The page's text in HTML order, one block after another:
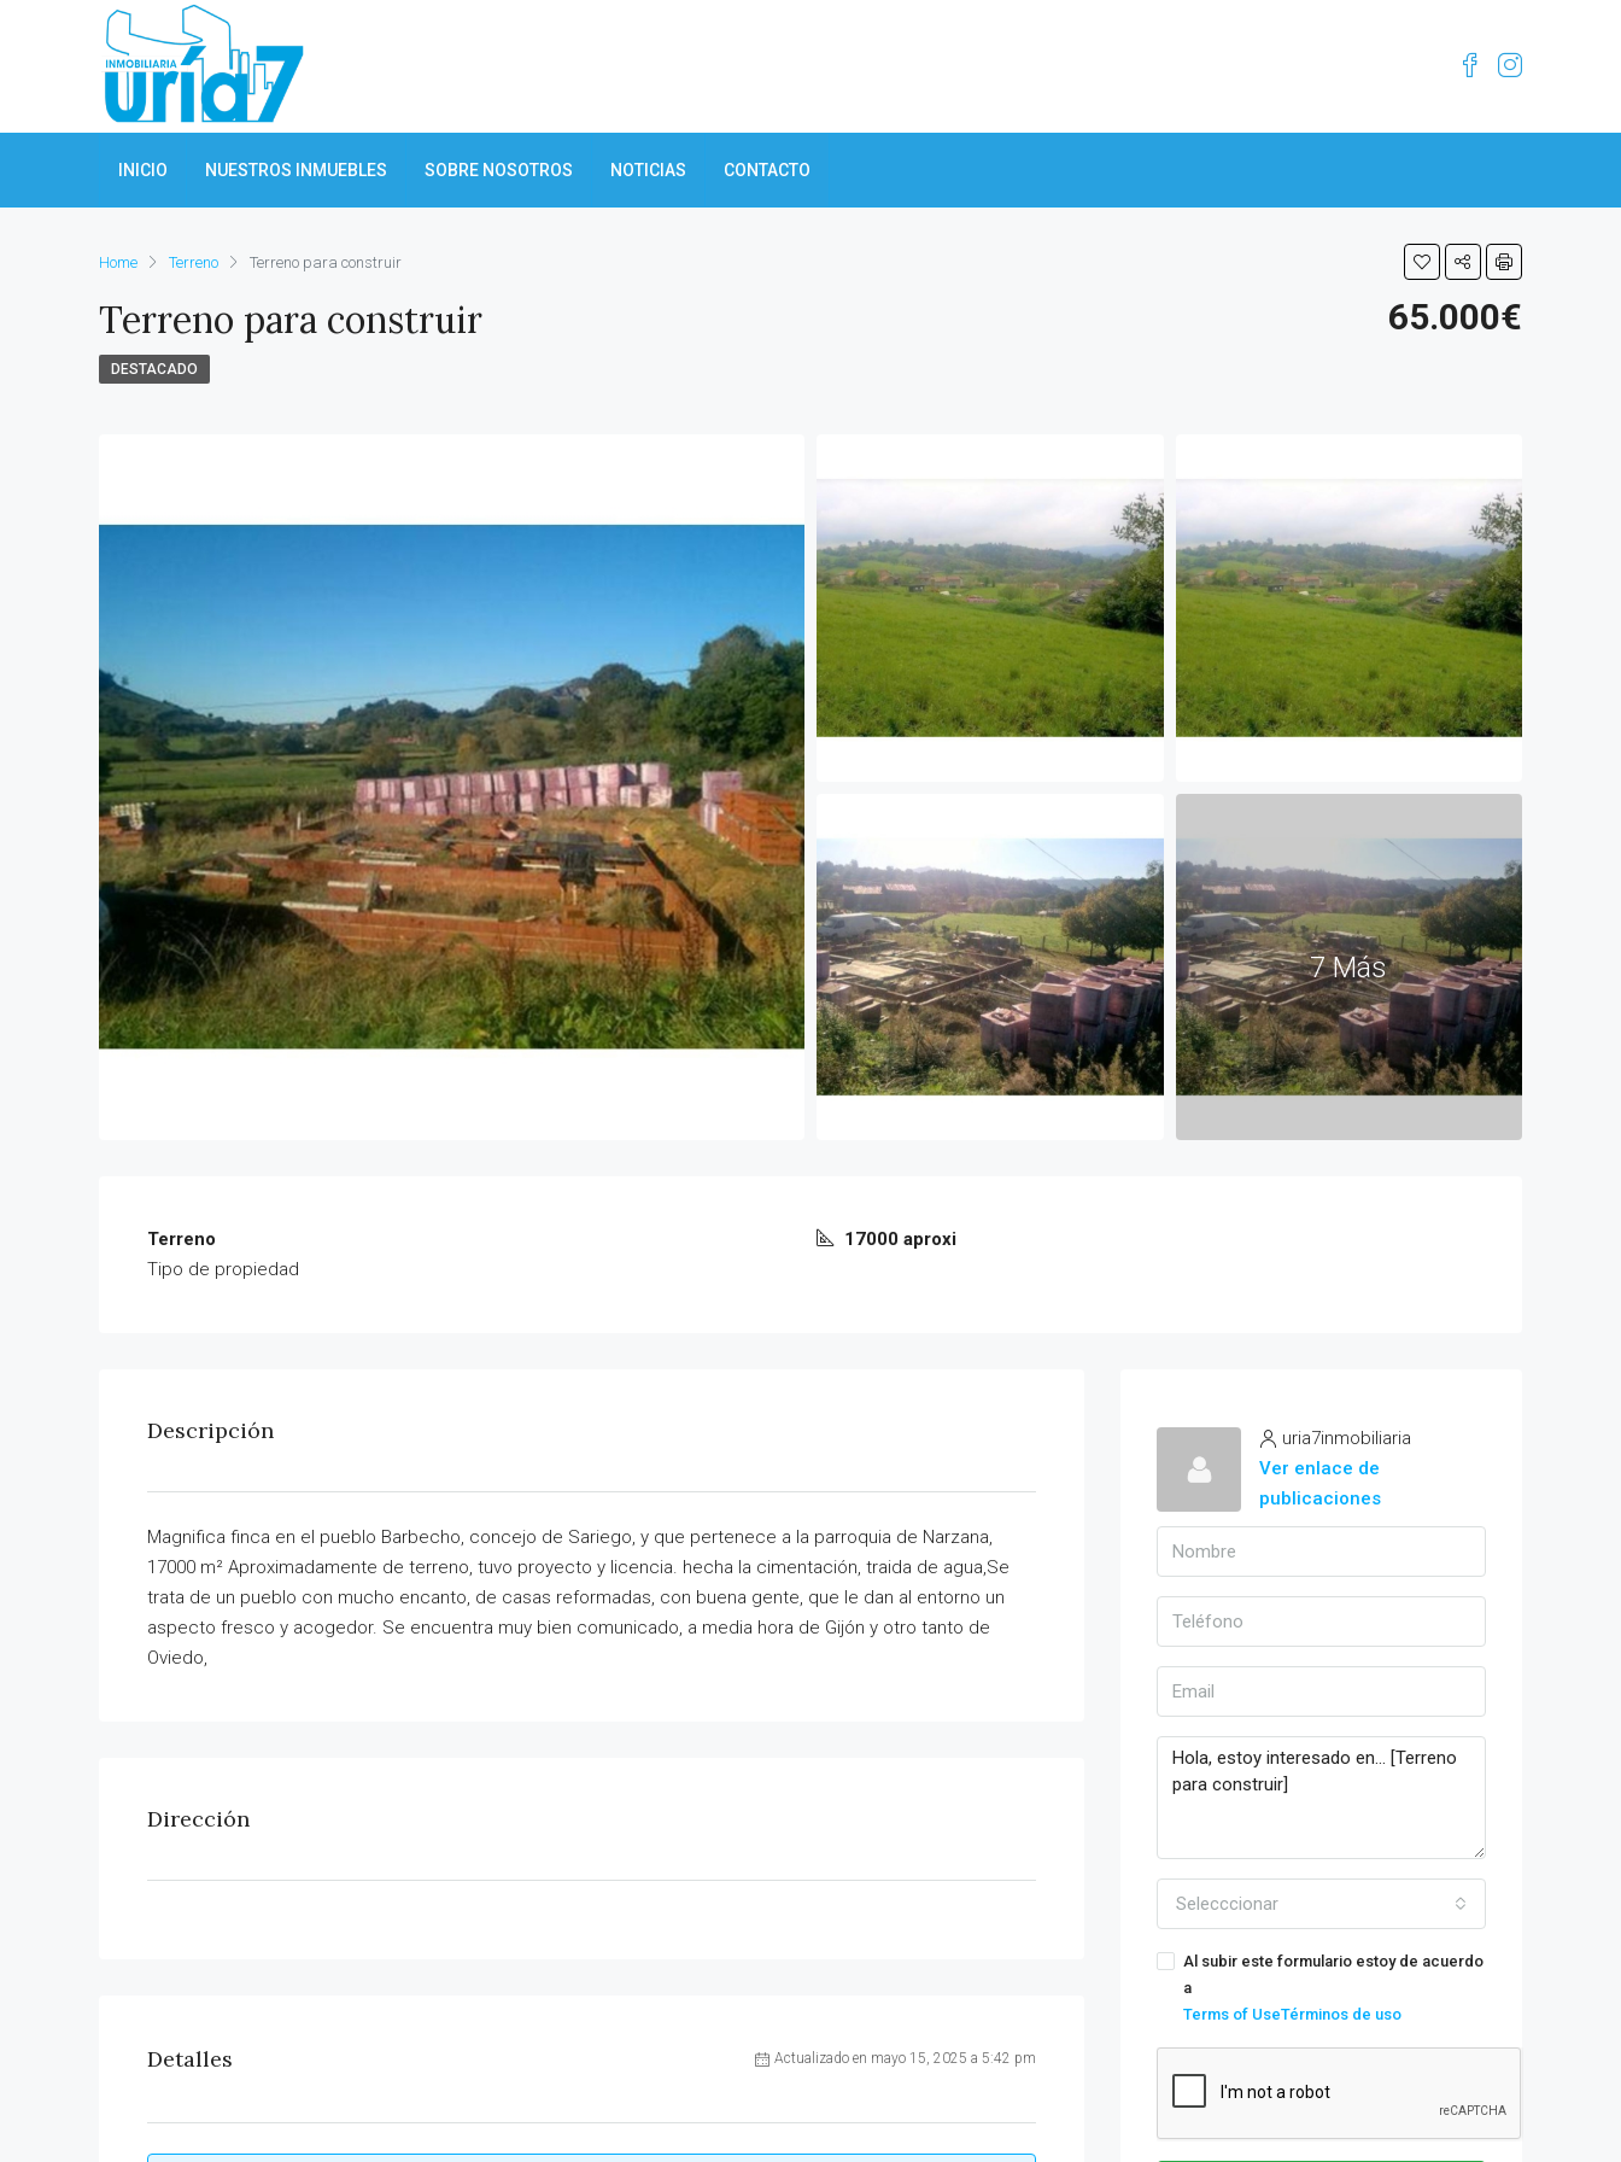
INICIO NUESTROS INMUEBLES SOBRE NOSOTROS NOTICIAS CONTACTO
Home Terreno Terreno para construir
Terreno para construir 65.000€
DESTACADO
7 Más
Terreno
Tipo de propiedad
17000 aproxi
Descripción
Magnifica finca en el pueblo Barbecho, concejo de Sariego, y que pertenece a la parroquia de Narzana,
17000 m² Aproximadamente de terreno, tuvo proyecto y licencia. hecha la cimentación, traida de agua,Se
trata de un pueblo con mucho encanto, de casas reformadas, con buena gente, que le dan al entorno un
aspecto fresco y acogedor. Se encuentra muy bien comunicado, a media hora de Gijón y otro tanto de
Oviedo,
Dirección
Detalles Actualizado en mayo 15, 2025 a 5:42 pm
uria7inmobiliaria
Ver enlace de
publicaciones
Selecccionar
Al subir este formulario estoy de acuerdo
a
Terms of UseTérminos de uso